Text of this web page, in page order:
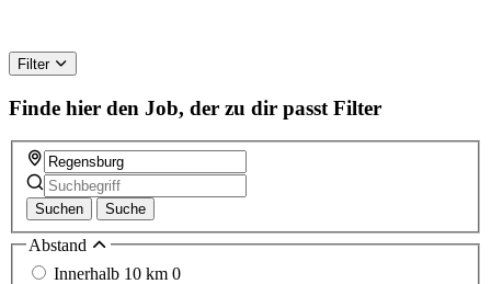
Filter
Finde hier den Job, der zu dir passt Filter
Suchen Suche
Abstand
Innerhalb 10 km 0